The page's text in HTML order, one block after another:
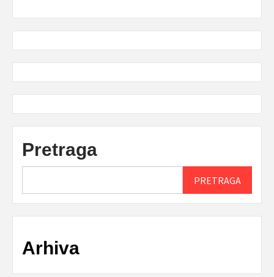
Pretraga
PRETRAGA
Arhiva